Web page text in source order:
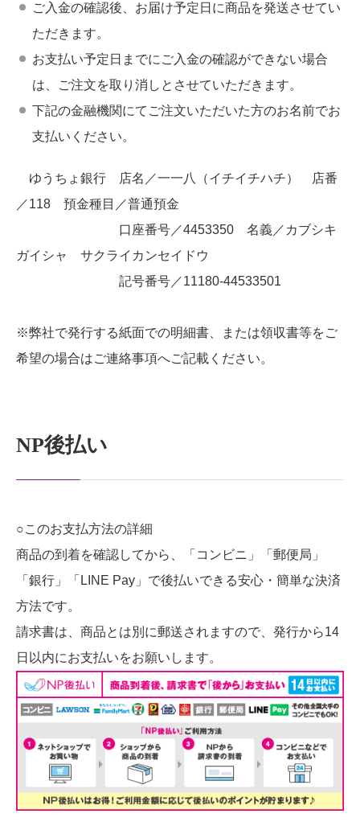
ご入金の確認後、お届け予定日に商品を発送させてい
ただきます。
お支払い予定日までにご入金の確認ができない場合
は、ご注文を取り消しとさせていただきます。
下記の金融機関にてご注文いただいた方のお名前でお
支払いください。
ゆうちょ銀行 店名／一一八（イチイチハチ） 店番
／118 預金種目／普通預金
口座番号／4453350 名義／カブシキ
ガイシャ サクライカンセイドウ
記号番号／11180-44533501
※弊社で発行する紙面での明細書、または領収書等をご
希望の場合はご連絡事項へご記載ください。
NP後払い
○このお支払方法の詳細
商品の到着を確認してから、「コンビニ」「郵便局」
「銀行」「LINE Pay」で後払いできる安心・簡単な決済
方法です。
請求書は、商品とは別に郵送されますので、発行から14
日以内にお支払いをお願いします。